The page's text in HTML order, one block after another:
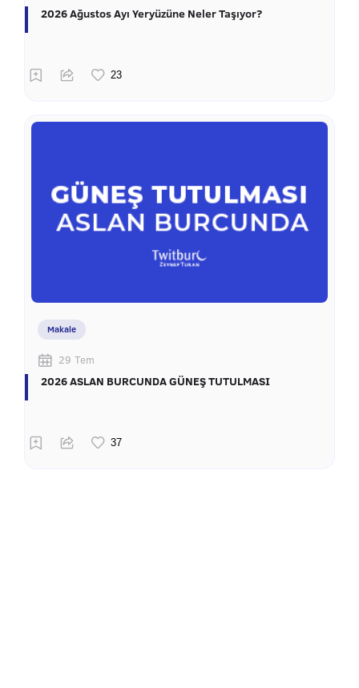
2026 Ağustos Ayı Yeryüzüne Neler Taşıyor?
Makale
29 Tem
2026 ASLAN BURCUNDA GÜNEŞ TUTULMASI